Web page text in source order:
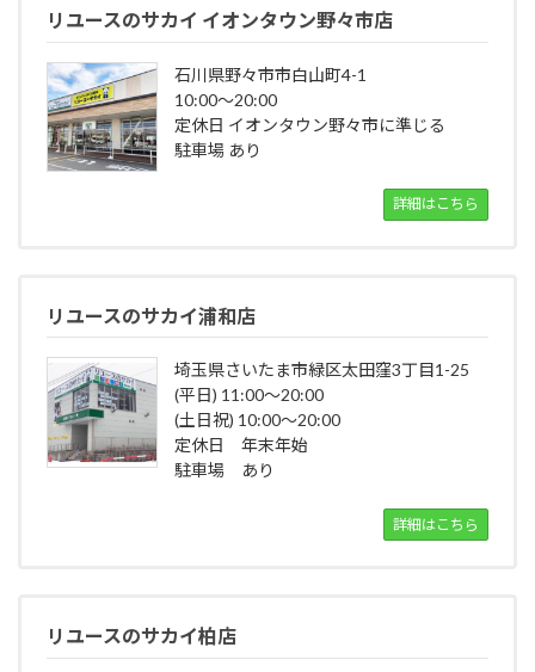
リユースのサカイ イオンタウン野々市店
石川県野々市市白山町4-1
10:00～20:00
定休日 イオンタウン野々市に準じる
駐車場 あり
詳細はこちら
リユースのサカイ浦和店
埼玉県さいたま市緑区太田窪3丁目1-25
(平日) 11:00～20:00
(土日祝) 10:00～20:00
定休日 年末年始
駐車場 あり
詳細はこちら
リユースのサカイ柏店